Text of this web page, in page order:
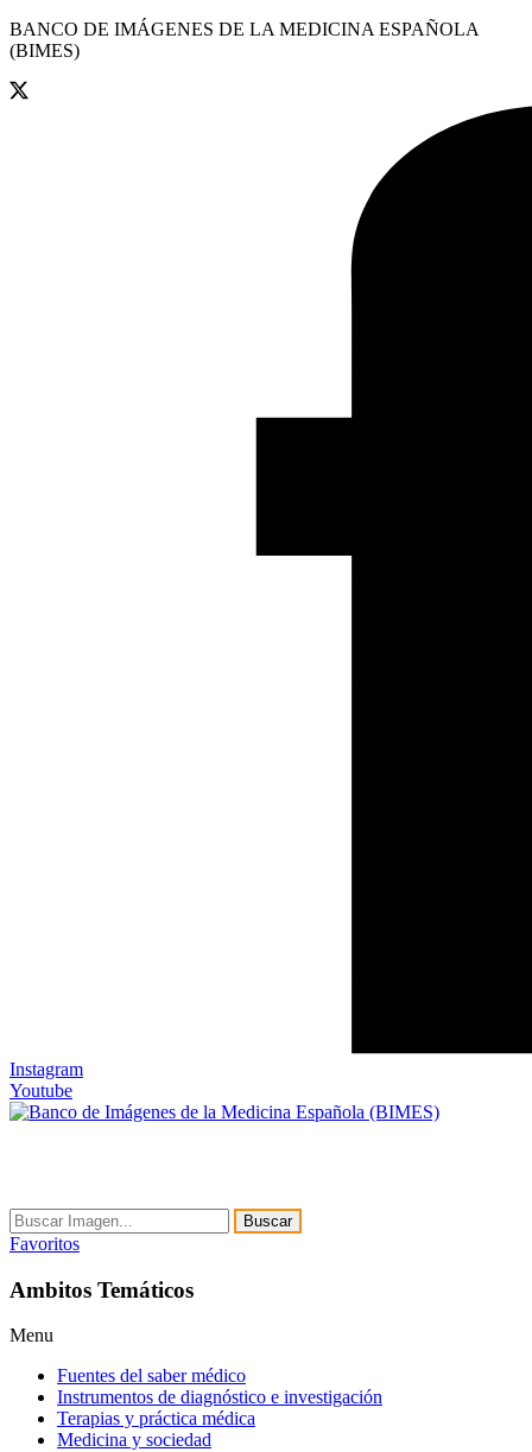
BANCO DE IMÁGENES DE LA MEDICINA ESPAÑOLA
(BIMES)
Instagram
Youtube
Buscar
Favoritos
Ambitos Temáticos
Menu
Fuentes del saber médico
Instrumentos de diagnóstico e investigación
Terapias y práctica médica
Medicina y sociedad